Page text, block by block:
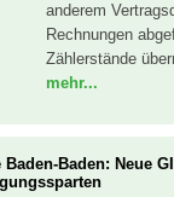
anderem
Rechnungen
Zählerstände
mehr...
Baden-Baden: Neue